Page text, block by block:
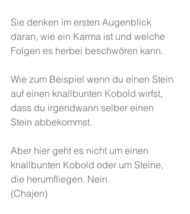
Sie denken im ersten Augenblick
daran, wie ein Karma ist und welche
Folgen es herbei beschwören kann.
Wie zum Beispiel wenn du einen Stein
auf einen knallbunten Kobold wirfst,
dass du irgendwann selber einen
Stein abbekommst.
Aber hier geht es nicht um einen
knallbunten Kobold oder um Steine,
die herumfliegen. Nein.
(Chajen)